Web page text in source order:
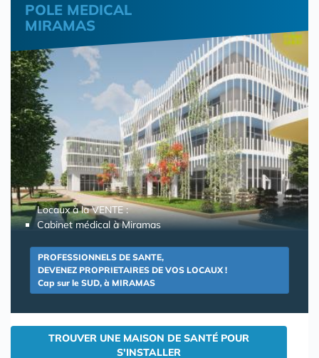
POLE MEDICAL
MIRAMAS
Locaux à la VENTE :
Cabinet médical à Miramas
PROFESSIONNELS DE SANTE,
DEVENEZ PROPRIETAIRES DE VOS LOCAUX !
Cap sur le SUD, à MIRAMAS
TROUVER UNE MAISON DE SANTÉ POUR
S'INSTALLER